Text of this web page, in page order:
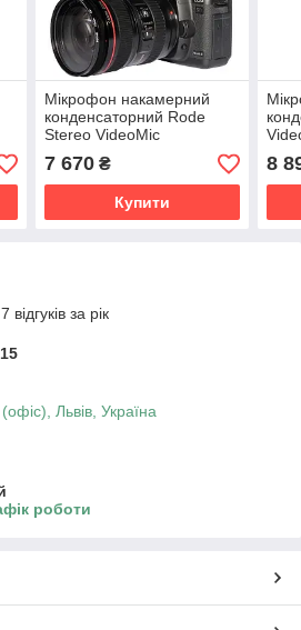
Мікрофон накамерний
конденсаторний Rode
Stereo VideoMic
7 670₴
Купити
8
за рік
Львів, Україна
роботи